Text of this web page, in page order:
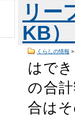
リー
KB
くらしの情報 >
はで
の合
合は